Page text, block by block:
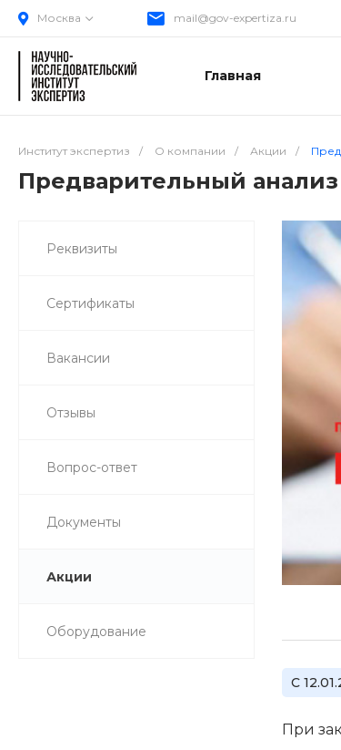
Москва mail@gov-expertiza.ru
Главная
Институт экспертиз / О компании / Акции /
Предварительный анализ
Реквизиты
Сертификаты
Вакансии
Отзывы
Вопрос-ответ
Документы
Акции
Оборудование
С
При